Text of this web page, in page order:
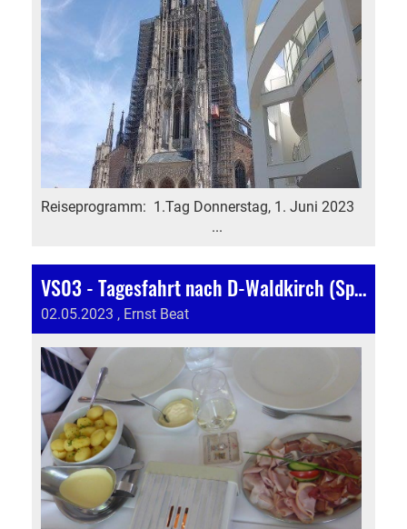
Reiseprogramm: 1.Tag Donnerstag, 1. Juni 2023
...
VS03 - Tagesfahrt nach D-Waldkirch (Spargeln)
02.05.2023 , Ernst Beat